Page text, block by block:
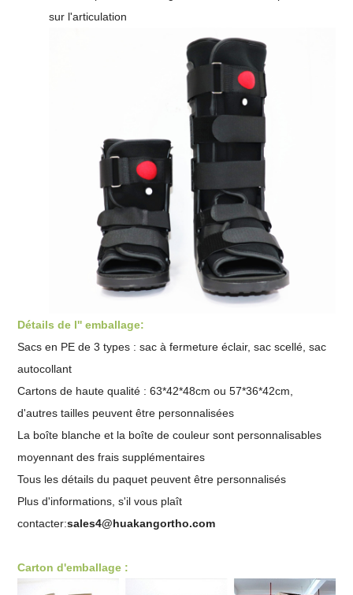
sur l'articulation
Détails de l'' emballage:
Sacs en PE de 3 types : sac à fermeture éclair, sac scellé,sac
autocollant
Cartons de haute qualité : 63*42*48cm ou 57*36*42cm,
d'autres tailles peuvent être personnalisées
La boîte blanche et la boîte de couleur sont personnalisables
moyennant des frais supplémentaires
Tous les détails du paquet peuvent être personnalisés
Plus d'informations, s'il vous plaît
contacter:sales4@huakangortho.com
Carton d'emballage :